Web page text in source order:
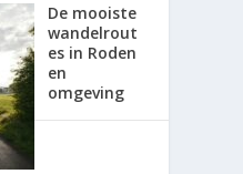
De mooiste
wandelrout
es in Roden
en
omgeving